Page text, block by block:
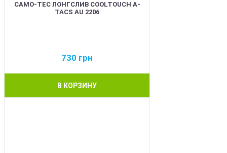
CAMO-TEC ЛОНГСЛИВ COOLTOUCH A-
TACS AU 2206
730 грн
В КОРЗИНУ